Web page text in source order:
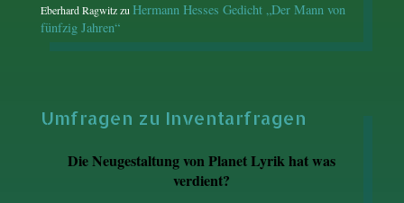
Eberhard RagwitzzuHermann Hesses Gedicht „Der Mann von
fünfzig Jahren“
Umfragen zu Inventarfragen
Die Neugestaltung von Planet Lyrik hat was
verdient?